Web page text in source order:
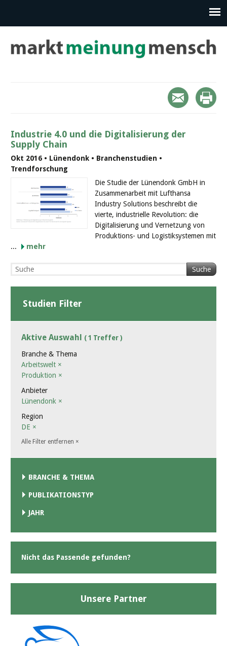
Industrie 4.0 und die Digitalisierung der
Supply Chain
Okt 2016 • Lünendonk • Branchenstudien •
Trendforschung
Die Studie der Lünendonk GmbH in
Zusammenarbeit mit Lufthansa
Industry Solutions beschreibt die
vierte, industrielle Revolution: die
Digitalisierung und Vernetzung von
Produktions- und Logistiksystemen mit
...
mehr
Suche
Studien Filter
Aktive Auswahl ( 1 Treffer )
Branche & Thema
Arbeitswelt ×
Produktion ×
Anbieter
Lünendonk ×
Region
DE ×
Alle Filter entfernen ×
BRANCHE & THEMA
PUBLIKATIONSTYP
JAHR
Nicht das Passende gefunden?
Unsere Partner